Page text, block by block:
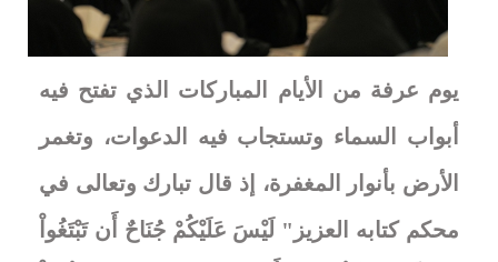
يوم عرفة من الأيام المباركات الذي تفتح فيه
أبواب السماء وتستجاب فيه الدعوات، وتغمر
الأرض بأنوار المغفرة، إذ قال تبارك وتعالى في
محكم كتابه العزيز" لَيْسَ عَلَيْكُمْ جُنَاحٌ أَن تَبْتَغُواْ